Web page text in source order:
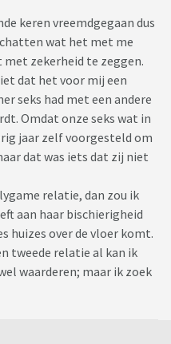
keren vreemdgegaan dus
wat het met me
zekerheid te zeggen.
dat het voor mij een
seks had met een andere
Omdat onze seks wat in
jaar zelf voorgesteld om
dat was iets dat zij niet
relatie, dan zou ik
aan haar bischierigheid
huizes over de vloer komt.
tweede relatie al kan ik
waarderen; maar ik zoek